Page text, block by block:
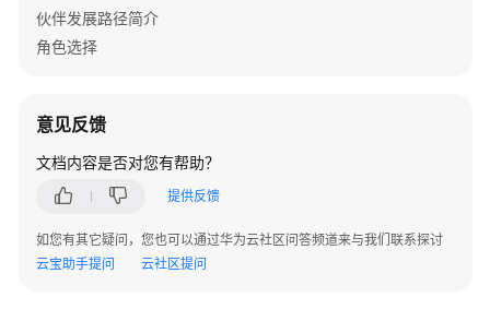
语
&
解
释
加
入
华
伙伴发展路径简介
角色选择
意见反馈
文档内容是否对您有帮助？
提供反馈
如您有其它疑问，您也可以通过华为云社区问答频道来与我们联系探讨
云宝助手提问
云社区提问